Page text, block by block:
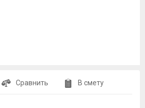
Сравнить В смету